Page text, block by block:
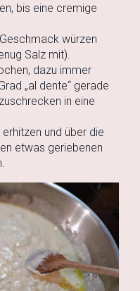
bis eine cremige
würzen
Salz mit).
dazu immer
„al dente“ gerade
in eine
und über die
etwas geriebenen